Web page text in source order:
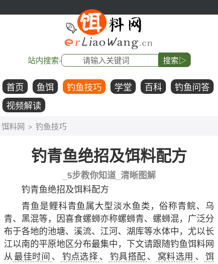
站内搜索- 搜索▷
首页 鱼饵 钓鱼技巧 学堂 百科
钓鱼问答
视频解读
饵料网 > 钓鱼技巧
钓青鱼绝招及饵料配方
_5步教你知道_清晰图解
钓青鱼绝招及饵料配方
青鱼是鲤科青鱼属大型淡水鱼类，俗称青鲩、乌
青、黑混等，因喜食螺蛳亦称螺蛳青、螺蛳混，广泛分
布于各地的池塘、溪流、江河、湖库等水体中，尤以长
江以南的平原地区分布最集中，下文请跟随钓鱼饵料网
从 最佳时间 、 钓点选择 、 钓具搭配 、 窝料选用 、
饵